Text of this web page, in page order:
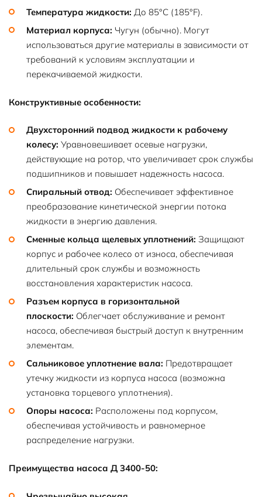
Температура жидкости: До 85°C (185°F).
Материал корпуса: Чугун (обычно). Могут
использоваться другие материалы в зависимости от
требований к условиям эксплуатации и
перекачиваемой жидкости.
Конструктивные особенности:
Двухсторонний подвод жидкости к рабочему
колесу: Уравновешивает осевые нагрузки,
действующие на ротор, что увеличивает срок службы
подшипников и повышает надежность насоса.
Спиральный отвод: Обеспечивает эффективное
преобразование кинетической энергии потока
жидкости в энергию давления.
Сменные кольца щелевых уплотнений: Защищают
корпус и рабочее колесо от износа, обеспечивая
длительный срок службы и возможность
восстановления характеристик насоса.
Разъем корпуса в горизонтальной
плоскости: Облегчает обслуживание и ремонт
насоса, обеспечивая быстрый доступ к внутренним
элементам.
Сальниковое уплотнение вала: Предотвращает
утечку жидкости из корпуса насоса (возможна
установка торцевого уплотнения).
Опоры насоса: Расположены под корпусом,
обеспечивая устойчивость и равномерное
распределение нагрузки.
Преимущества насоса Д 3400-50: